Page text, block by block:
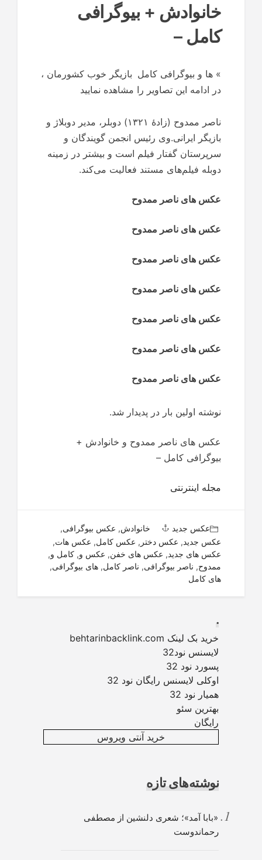
خانوادش + بیوگرافی
کامل –
» ها و بیوگرافی کامل بازیگر خوب کشورمان ،
در ادامه این تصاویر را مشاهده نمایید
ناصر ممدوح (زادهٔ ۱۳۲۱) دوبلر، مدیر دوبلاژ و
بازیگر ایرانی.وی رئیس انجمن گویندگان و
سرپرستان گفتار فیلم است و بیشتر در زمینه
دوبله فیلم‌های مستند فعالیت می‌کند.
عکس های ناصر ممدوح
عکس های ناصر ممدوح
عکس های ناصر ممدوح
عکس های ناصر ممدوح
عکس های ناصر ممدوح
عکس های ناصر ممدوح
عکس های ناصر ممدوح
نوشته اولین بار در پدیدار شد.
عکس های ناصر ممدوح و خانوادش +
بیوگرافی کامل –
مجله اینترنتی
عکس جدید خانوادش, عکس بیوگرافی,
عکس جدید, عکس دختر , عکس کامل, عکس هات,
عکس های جدید, عکس های خفن, عکس و, کامل و,
ممدوح, ناصر بیوگرافی, ناصر کامل, های بیوگرافی,
های کامل
.
خرید بک لینک behtarinbacklink.com
لایسنس نود32
پسورد نود 32
اوکلی لایسنس رایگان نود 32
همیار نود 32
بهترین سئو
رایگان
خرید آنتی ویروس
نوشته‌های تازه
«بابا آمد»؛ شعری دلنشین از مصطفی
رحماندوست